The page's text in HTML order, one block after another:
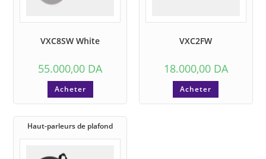
VXC8SW White
55.000,00 DA
Acheter
VXC2FW
18.000,00DA
Acheter
Haut-parleurs de plafond